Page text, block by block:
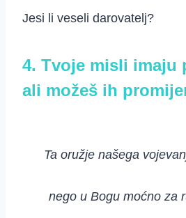
Jesi li veseli darovatelj?
4. Tvoje misli imaju
ali možeš ih
Ta oružje našega
nego u Bogu moćno za